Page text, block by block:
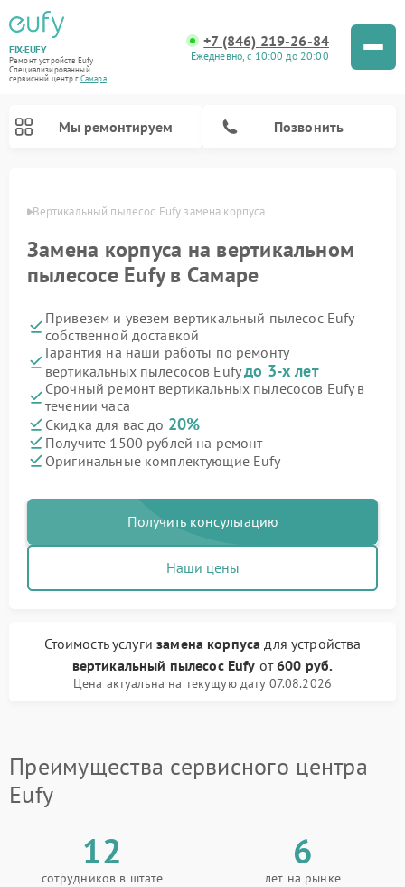
FIX-EUFY
Ремонт устройств Eufy
Специализированный
cервисный центр г.Самара
+7 (846) 219-26-84
Ежедневно, с 10:00 до 20:00
Мы ремонтируем Позвонить
Вертикальный пылесос Eufy замена корпуса
Замена корпуса на вертикальном
пылесосе Eufy в Самаре
Привезем и увезем вертикальный пылесос Eufy
собственной доставкой
Гарантия на наши работы по ремонту
вертикальных пылесосов Eufyдо 3-х лет
Срочный ремонт вертикальных пылесосов Eufy в
течении часа
Скидка для вас до 20%
Получите 1500 рублей на ремонт
Оригинальные комплектующие Eufy
Получить консультацию
Наши цены
Стоимость услугизамена корпуса для устройства
вертикальный пылесос Eufy от600 руб.
Цена актуальна на текущую дату 07.08.2026
Преимущества сервисного центра
Eufy
12
сотрудников в штате
6
лет на рынке